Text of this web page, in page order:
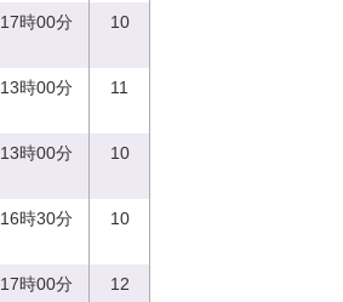
17時00分 10
13時00分 11
13時00分 10
16時30分 10
17時00分 12